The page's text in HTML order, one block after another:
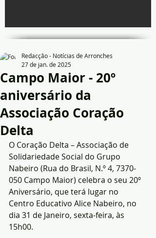
Campo Maior - 20º
aniversário da
Associação Coração
Delta
Redacção - Notícias de Arronches
27 de jan. de 2025
O Coração Delta – Associação de
Solidariedade Social do Grupo
Nabeiro (Rua do Brasil, N.º 4, 7370-
050 Campo Maior) celebra o seu 20º
Aniversário, que terá lugar no
Centro Educativo Alice Nabeiro, no
dia 31 de Janeiro, sexta-feira, às
15h00.